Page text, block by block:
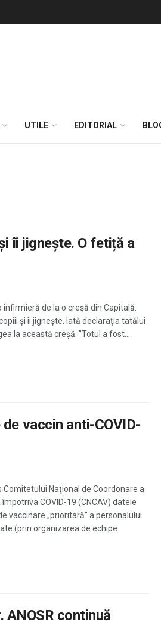
UTILE EDITORIAL
îi jigneşte. O fetiță a
de la o creşă din Capitală.
şi îi jigneşte. Iată declaraţia tatălui
la această creşă. ”Totul a fost...
vaccin anti-COVID-
Naţional de Coordonare a
COVID-19 (CNCAV) datele
vaccinare „prioritară” a personalului
(prin organizarea de echipe
continuă